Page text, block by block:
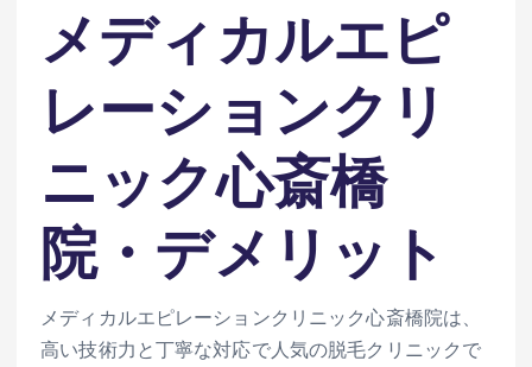
メディカルエピ
レーションクリ
ニック心斎橋
院・デメリット
メディカルエピレーションクリニック心斎橋院は、
高い技術力と丁寧な対応で人気の脱毛クリニックで